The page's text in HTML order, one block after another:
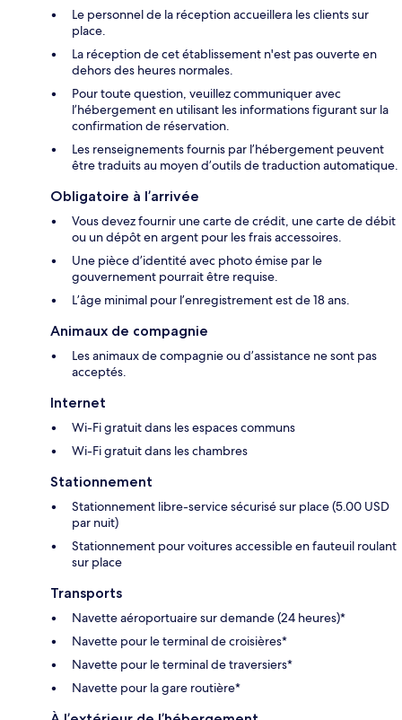
Le personnel de la réception accueillera les clients sur
place.
La réception de cet établissement n'est pas ouverte en
dehors des heures normales.
Pour toute question, veuillez communiquer avec
l’hébergement en utilisant les informations figurant sur la
confirmation de réservation.
Les renseignements fournis par l’hébergement peuvent
être traduits au moyen d’outils de traduction automatique.
Obligatoire à l’arrivée
Vous devez fournir une carte de crédit, une carte de débit
ou un dépôt en argent pour les frais accessoires.
Une pièce d’identité avec photo émise par le
gouvernement pourrait être requise.
L’âge minimal pour l’enregistrement est de 18 ans.
Animaux de compagnie
Les animaux de compagnie ou d’assistance ne sont pas
acceptés.
Internet
Wi-Fi gratuit dans les espaces communs
Wi-Fi gratuit dans les chambres
Stationnement
Stationnement libre-service sécurisé sur place (5.00 USD
par nuit)
Stationnement pour voitures accessible en fauteuil roulant
sur place
Transports
Navette aéroportuaire sur demande (24 heures)*
Navette pour le terminal de croisières*
Navette pour le terminal de traversiers*
Navette pour la gare routière*